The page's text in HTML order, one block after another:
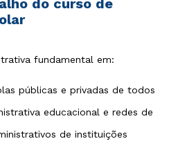
do curso de
fundamental em:
públicas e privadas de todos
educacional e redes de
de instituições